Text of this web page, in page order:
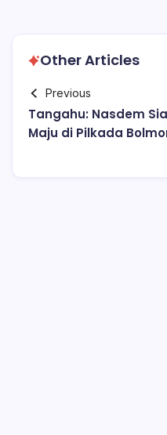
Other Articles
Previous
Tangahu: Nasdem
Maju di Pilkada